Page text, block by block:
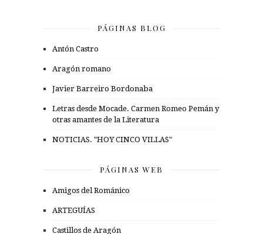
PÁGINAS BLOG
Antón Castro
Aragón romano
Javier Barreiro Bordonaba
Letras desde Mocade. Carmen Romeo Pemán y
otras amantes de la Literatura
NOTICIAS. "HOY CINCO VILLAS"
PÁGINAS WEB
Amigos del Románico
ARTEGUÍAS
Castillos de Aragón